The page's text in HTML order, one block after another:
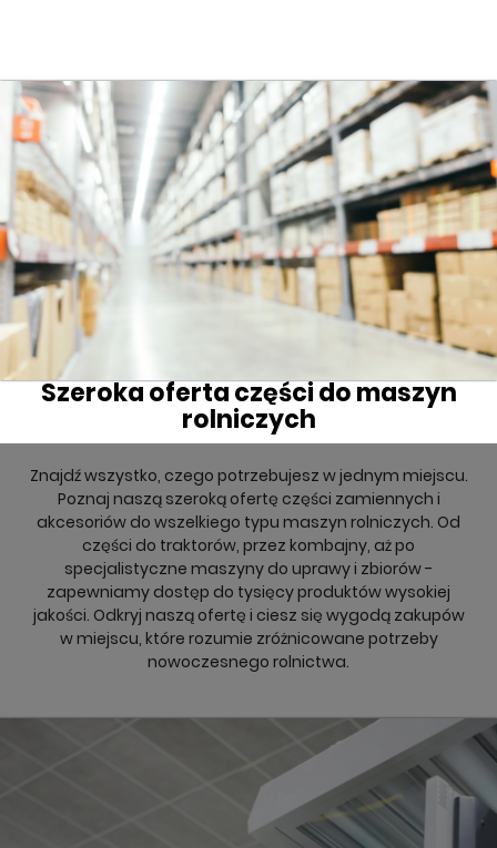
Szeroka oferta części do maszyn
rolniczych
Znajdź wszystko, czego potrzebujesz w jednym miejscu.
Poznaj naszą szeroką ofertę części zamiennych i
akcesoriów do wszelkiego typu maszyn rolniczych. Od
części do traktorów, przez kombajny, aż po
specjalistyczne maszyny do uprawy i zbiorów -
zapewniamy dostęp do tysięcy produktów wysokiej
jakości. Odkryj naszą ofertę i ciesz się wygodą zakupów
w miejscu, które rozumie zróżnicowane potrzeby
nowoczesnego rolnictwa.